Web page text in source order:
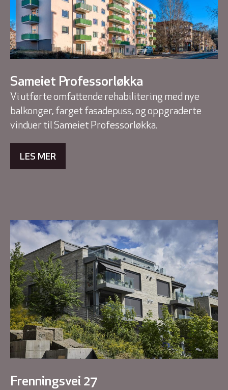
Sameiet Professorløkka
Vi utførte omfattende rehabilitering med nye
balkonger, farget fasadepuss, og oppgraderte
vinduer til Sameiet Professorløkka.
LES MER
Frenningsvei 27